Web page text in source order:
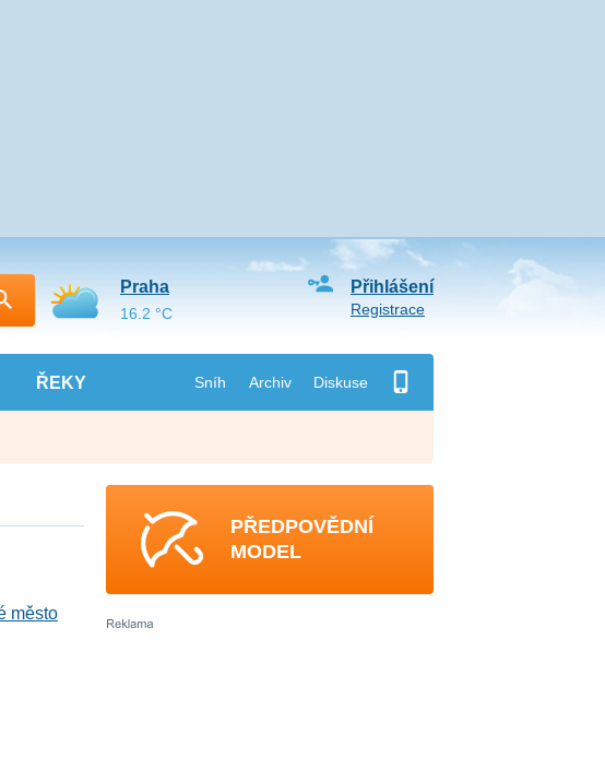
ŘEKY Sníh Archiv Diskuse
Přihlášení
Registrace
Praha
16.2 °C
město
PŘEDPOVĚDNÍ
MODEL